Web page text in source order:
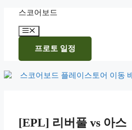
content
스코어보드
Menu
프로토 일정
[EPL] 리버풀 vs 아스